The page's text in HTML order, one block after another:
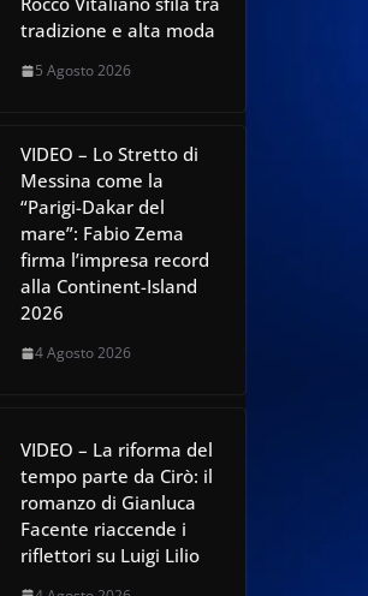
tradizione e alta moda
5 Agosto 2026
VIDEO – Lo Stretto di
Messina come la
“Parigi-Dakar del
mare”: Fabio Zema
firma l’impresa record
alla Continent-Island
2026
4 Agosto 2026
VIDEO – La riforma del
tempo parte da Cirò: il
romanzo di Gianluca
Facente riaccende i
riflettori su Luigi Lilio